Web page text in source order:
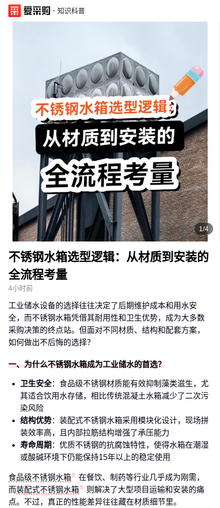
· 知识科普
1/4
不锈钢水箱选型逻辑：从材质到安装的
全流程考量
4小时前
工业储水设备的选择往往决定了后期维护成本和用水安
全，而不锈钢水箱凭借其耐用性和卫生优势，成为大多数
采购决策的终点站。但面对不同材质、结构和配套方案，
如何做出不后悔的选择？
一、为什么不锈钢水箱成为工业储水的首选？
卫生安全：食品级不锈钢材质能有效抑制藻类滋生，尤
其适合饮用水存储，相比传统混凝土水箱减少了二次污
染风险
结构优势：装配式不锈钢水箱采用模块化设计，现场拼
装效率高，且内部拉筋结构增强了承压能力
寿命周期 ：优质不锈钢的抗腐蚀特性，使得水箱在潮湿
或酸碱环境下仍能保持15年以上的稳定使用
食品级不锈钢水箱
在餐饮、制药等行业几乎成为刚需，
而装配式不锈钢水箱
则解决了大型项目运输和安装的痛
点。不过，真正的性能差异往往藏在材质细节里。